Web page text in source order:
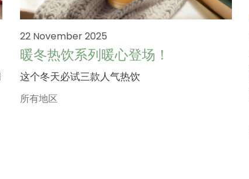
22 November 2025
暖冬热饮系列暖心登场！
这个冬天必试三款人气热饮
所有地区